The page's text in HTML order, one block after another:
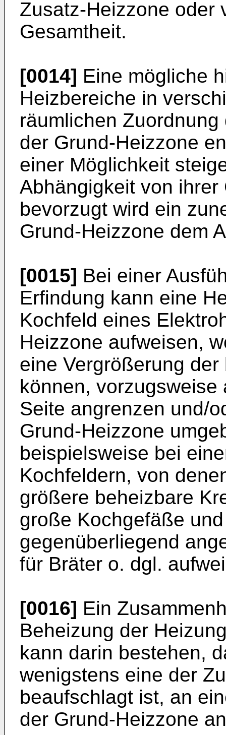
Zusatz-Heizzone oder
Gesamtheit.
[0014] Eine mögliche
Heizbereiche in
räumlichen
der Grund-Heizzone
einer Möglichkeit
Abhängigkeit von
bevorzugt wird ein
Grund-Heizzone dem
[0015] Bei einer
Erfindung kann eine
Kochfeld eines
Heizzone aufweisen,
eine Vergrößerung
können,
Seite angrenzen und/
Grund-Heizzone
beispielsweise bei
Kochfeldern, von
größere beheizbare
große Kochgefäße
gegenüberliegend
für Bräter o. dgl.
[0016] Ein
Beheizung der
kann darin bestehen,
wenigstens eine der
beaufschlagt ist, an
der Grund-Heizzone